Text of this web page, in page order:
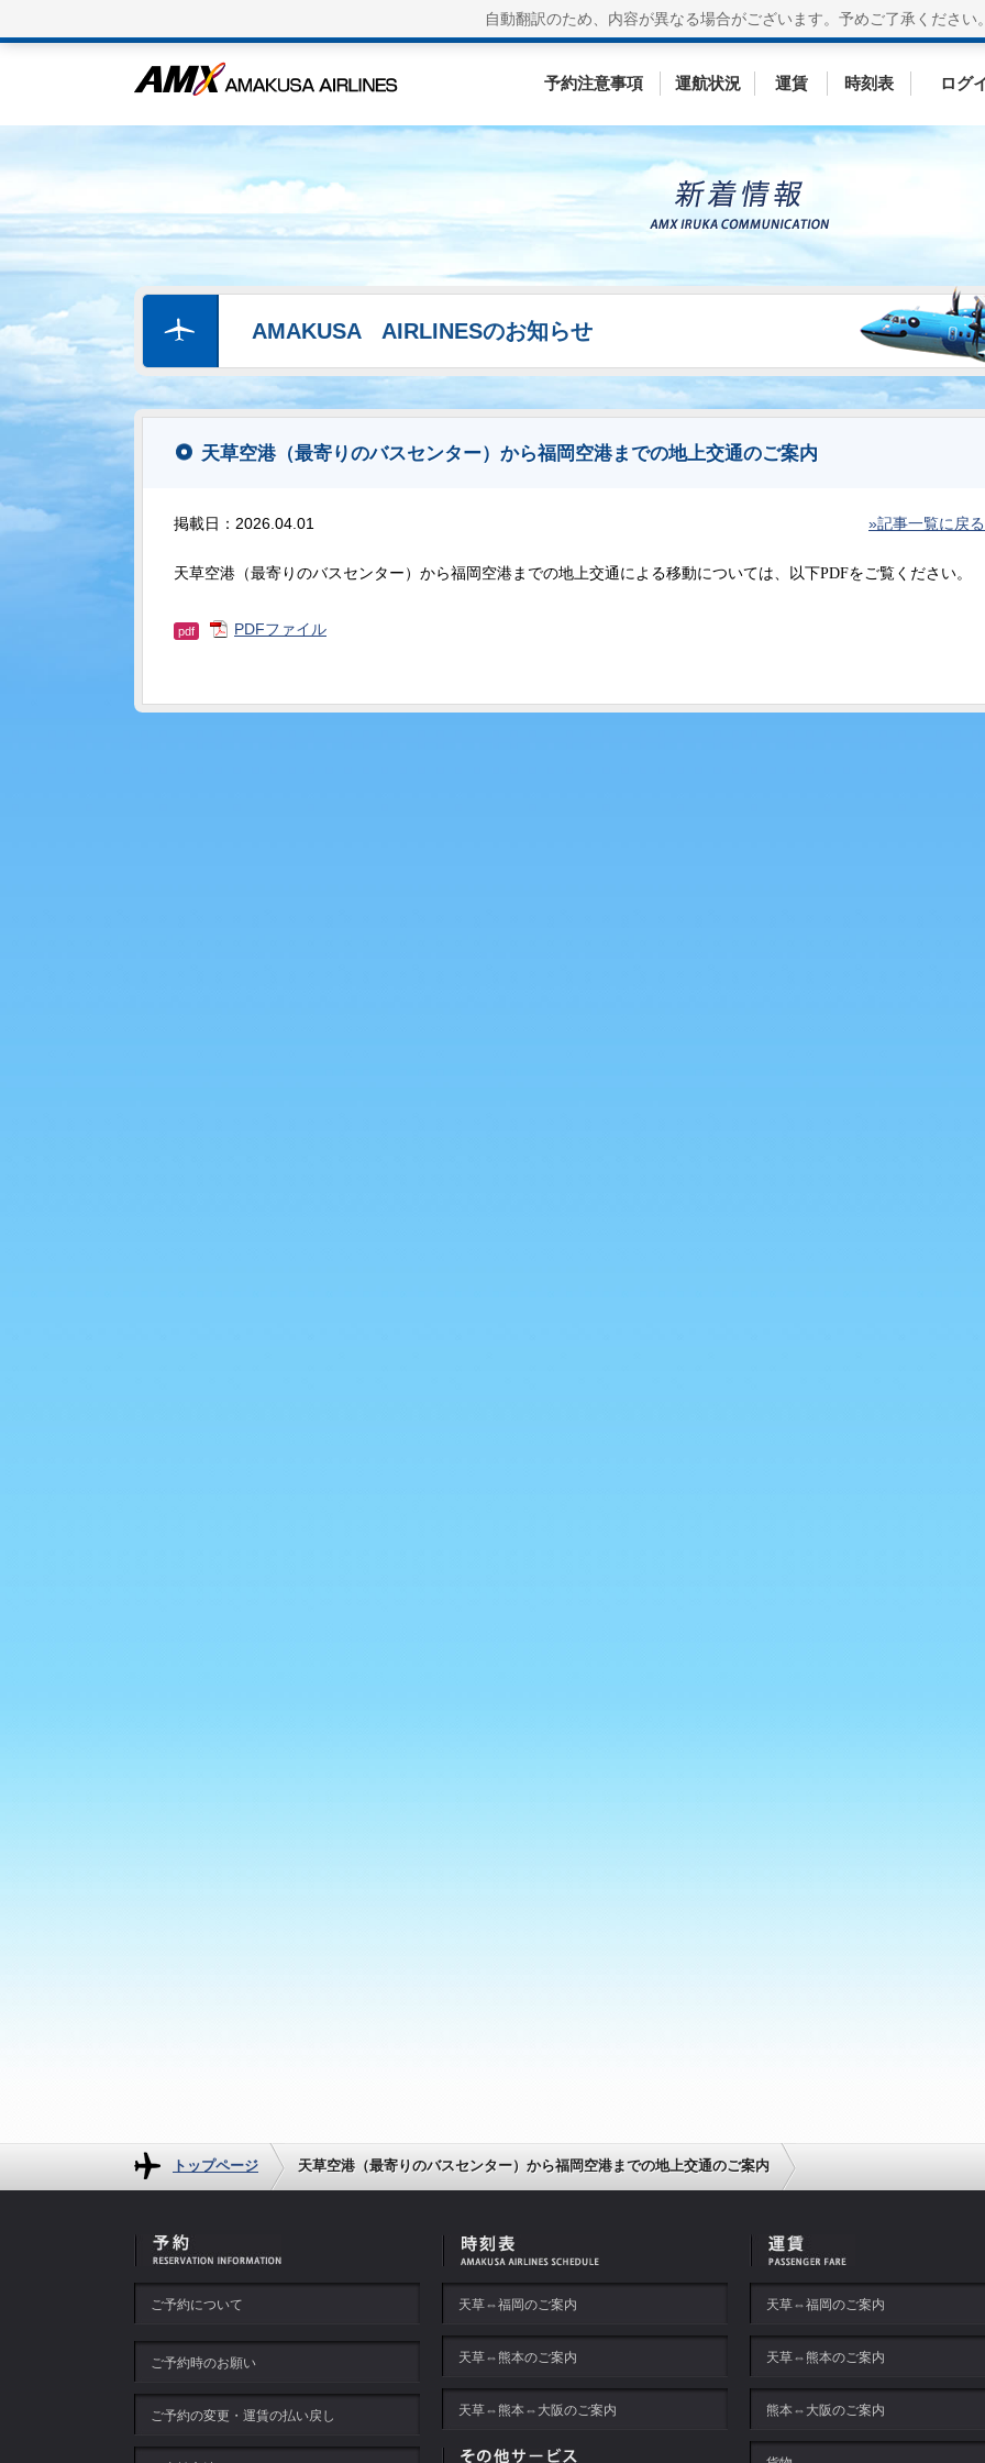
自動翻訳のため、内容が異なる場合がございます。 予めご了承ください
予約注意事項 運航状況 運賃 時刻表 ログ
AMAKUSA AIRLINESのお知らせ
天草空港（最寄りのバスセンター）から福岡空港までの地上交通のご案内
掲載日：2026.04.01 »記事一覧に戻る
天草空港（最寄りのバスセンター） から福岡空港までの地上交通 による移動については、以下PDFをご覧ください。
pdf PDFファイル
トップページ 天草空港（最寄りのバスセンター）から福岡空港までの地上交通のご案内
ご予約について
ご予約時のお願い
ご予約の変更・運賃の払い戻し
天草⇔福岡のご案内
天草⇔熊本のご案内
天草⇔熊本⇔大阪のご案内
天草⇔福岡のご案内
天草⇔熊本のご案内
熊本⇔大阪のご案内